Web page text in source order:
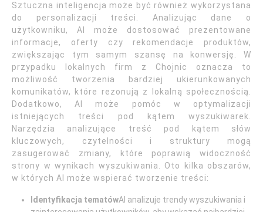
Sztuczna inteligencja może być również wykorzystana
do personalizacji treści. Analizując dane o
użytkowniku, AI może dostosować prezentowane
informacje, oferty czy rekomendacje produktów,
zwiększając tym samym szansę na konwersję. W
przypadku lokalnych firm z Chojnic oznacza to
możliwość tworzenia bardziej ukierunkowanych
komunikatów, które rezonują z lokalną społecznością.
Dodatkowo, AI może pomóc w optymalizacji
istniejących treści pod kątem wyszukiwarek.
Narzędzia analizujące treść pod kątem słów
kluczowych, czytelności i struktury mogą
zasugerować zmiany, które poprawią widoczność
strony w wynikach wyszukiwania. Oto kilka obszarów,
w których AI może wspierać tworzenie treści:
Identyfikacja tematówAI analizuje trendy wyszukiwania i